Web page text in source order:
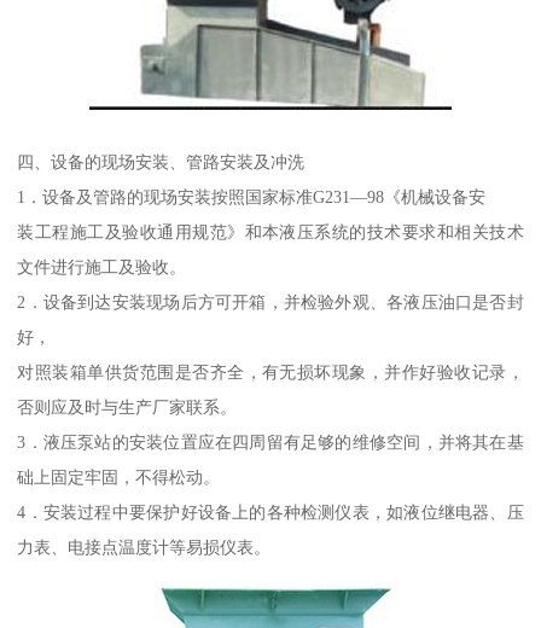
四、设备的现场安装、管路安装及冲洗
1．设备及管路的现场安装按照国家标准G231—98《机械设备安
装工程施工及验收通用规范》和本液压系统的技术要求和相关技术
文件进行施工及验收。
2．设备到达安装现场后方可开箱，并检验外观、各液压油口是否封
好，
对照装箱单供货范围是否齐全，有无损坏现象，并作好验收记录，
否则应及时与生产厂家联系。
3．液压泵站的安装位置应在四周留有足够的维修空间，并将其在基
础上固定牢固，不得松动。
4．安装过程中要保护好设备上的各种检测仪表，如液位继电器、压
力表、电接点温度计等易损仪表。